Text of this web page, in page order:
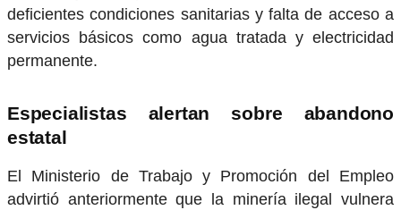
deficientes condiciones sanitarias y falta de acceso a
servicios básicos como agua tratada y electricidad
permanente.
Especialistas alertan sobre abandono
estatal
El Ministerio de Trabajo y Promoción del Empleo
advirtió anteriormente que la minería ilegal vulnera